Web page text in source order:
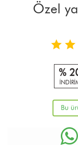
Özel
%
Bu